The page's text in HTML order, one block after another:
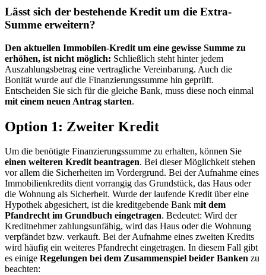
Lässt sich der bestehende Kredit um die Extra-
Summe erweitern?
Den aktuellen Immobilen-Kredit um eine gewisse Summe zu
erhöhen, ist nicht möglich: Schließlich steht hinter jedem
Auszahlungsbetrag eine vertragliche Vereinbarung. Auch die
Bonität wurde auf die Finanzierungssumme hin geprüft.
Entscheiden Sie sich für die gleiche Bank, muss diese noch einmal
mit einem neuen Antrag starten.
Option 1: Zweiter Kredit
Um die benötigte Finanzierungssumme zu erhalten, können Sie
einen weiteren Kredit beantragen. Bei dieser Möglichkeit stehen
vor allem die Sicherheiten im Vordergrund. Bei der Aufnahme eines
Immobilienkredits dient vorrangig das Grundstück, das Haus oder
die Wohnung als Sicherheit. Wurde der laufende Kredit über eine
Hypothek abgesichert, ist die kreditgebende Bank mit dem
Pfandrecht im Grundbuch eingetragen. Bedeutet: Wird der
Kreditnehmer zahlungsunfähig, wird das Haus oder die Wohnung
verpfändet bzw. verkauft. Bei der Aufnahme eines zweiten Kredits
wird häufig ein weiteres Pfandrecht eingetragen. In diesem Fall gibt
es einige Regelungen bei dem Zusammenspiel beider Banken zu
beachten: